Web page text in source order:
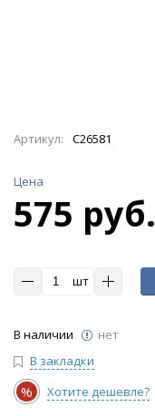
Артикул: C26581
Цена
575 руб.
шт
В наличии
нет
В закладки
% Хотите дешевле?